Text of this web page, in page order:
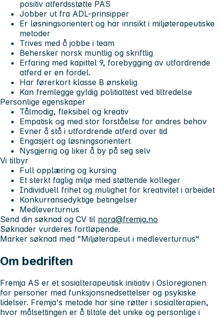
positiv atferdsstøtte PAS
Jobber ut fra ADL-prinsipper
Er løsningsorientert og har innsikt i miljøterapeutiske
metoder
Trives med å jobbe i team
Behersker norsk muntlig og skriftlig
Erfaring med kapittel 9, forebygging av utfordrende
atferd er en fordel.
Har førerkort klasse B ønskelig
Kan fremlegge gyldig politiattest ved tiltredelse
Personlige egenskaper
Tålmodig, fleksibel og kreativ
Empatisk og med stor forståelse for andres behov
Evner å stå i utfordrende atferd over tid
Engasjert og løsningsorientert
Nysgjerrig og liker å by på seg selv
Vi tilbyr
Full opplæring og kursing
Et sterkt faglig miljø med støttende kolleger
Individuell frihet og mulighet for kreativitet i arbeidet
Konkurransedyktige betingelser
Medleverturnus
Send din søknad og CV til nora@fremja.no
Søknader vurderes fortløpende.
Marker søknad med "Miljøterapeut i medleverturnus"
Om bedriften
Fremja AS er et sosialterapeutisk initiativ i Osloregionen
for personer med funksjonsnedsettelser og psykiske
lidelser. Fremja's metode har sine røtter i sosialterapien,
hvor målsettingen er å tiltale det unike og personlige i